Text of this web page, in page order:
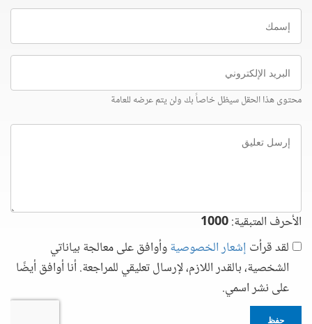
إسمك
البريد
الإلكتروني
محتوى هذا الحقل سيظل خاصاً بك ولن يتم عرضه للعامة
إرسل
تعليق
الأحرف المتبقية:1000
لقد قرأت إشعار الخصوصيةوأوافق على معالجة بياناتي
الشخصية، بالقدر اللازم، لإرسال تعليقي للمراجعة. أنا أوافق أيضًا
على نشر اسمي.
حفظ